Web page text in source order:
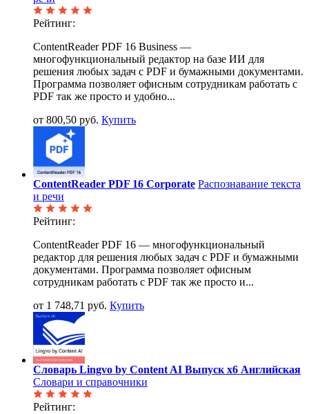
Рейтинг:
ContentReader PDF 16 Business —
многофункциональный редактор на базе ИИ для
решения любых задач с PDF и бумажными документами.
Программа позволяет офисным сотрудникам работать с
PDF так же просто и удобно...
от 800,50 руб. Купить
ContentReader PDF 16 Corporate Распознавание текста
и речи
Рейтинг:
ContentReader PDF 16 — многофункциональный
редактор для решения любых задач с PDF и бумажными
документами. Программа позволяет офисным
сотрудникам работать с PDF так же просто и...
от 1 748,71 руб. Купить
Словарь Lingvo by Content AI Выпуск x6 Английская
Словари и справочники
Рейтинг: